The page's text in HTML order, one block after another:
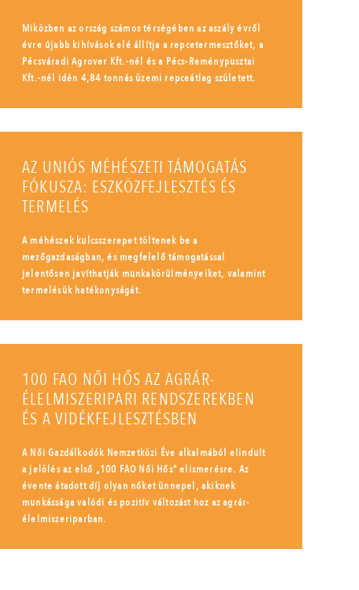
Miközben az ország számos térségében az aszály évről
évre újabb kihívások elé állítja a repcetermesztőket, a
Pécsváradi Agrover Kft.-nél és a Pécs-Reménypusztai
Kft.-nél idén 4,84 tonnás üzemi repceátlag született.
AZ UNIÓS MÉHÉSZETI TÁMOGATÁS
FÓKUSZA: ESZKÖZFEJLESZTÉS ÉS
TERMELÉS
A méhészek kulcsszerepet töltenek be a
mezőgazdaságban, és megfelelő támogatással
jelentősen javíthatják munkakörülményeiket, valamint
termelésük hatékonyságát.
100 FAO NŐI HŐS AZ AGRÁR-
ÉLELMISZERIPARI RENDSZEREKBEN
ÉS A VIDÉKFEJLESZTÉSBEN
A Női Gazdálkodók Nemzetközi Éve alkalmából elindult
a jelölés az első „100 FAO Női Hős” elismerésre. Az
évente átadott díj olyan nőket ünnepel, akiknek
munkássága valódi és pozitív változást hoz az agrár-
élelmiszeriparban.